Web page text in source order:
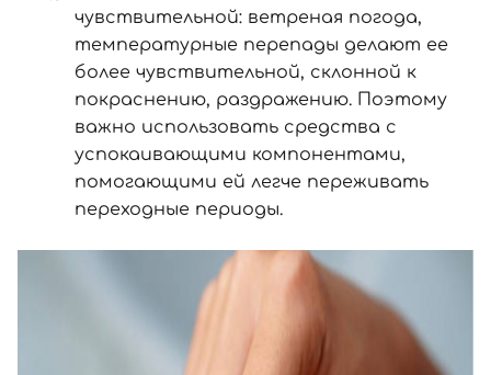
чувствительной: ветреная погода,
температурные перепады делают ее
более чувствительной, склонной к
покраснению, раздражению. Поэтому
важно использовать средства с
успокаивающими компонентами,
помогающими ей легче переживать
переходные периоды.